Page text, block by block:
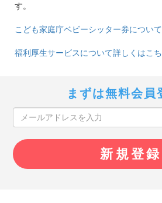
す。
こども家庭庁ベビーシッター券につい
福利厚生サービスについて詳しくはこ
まずは無料会員